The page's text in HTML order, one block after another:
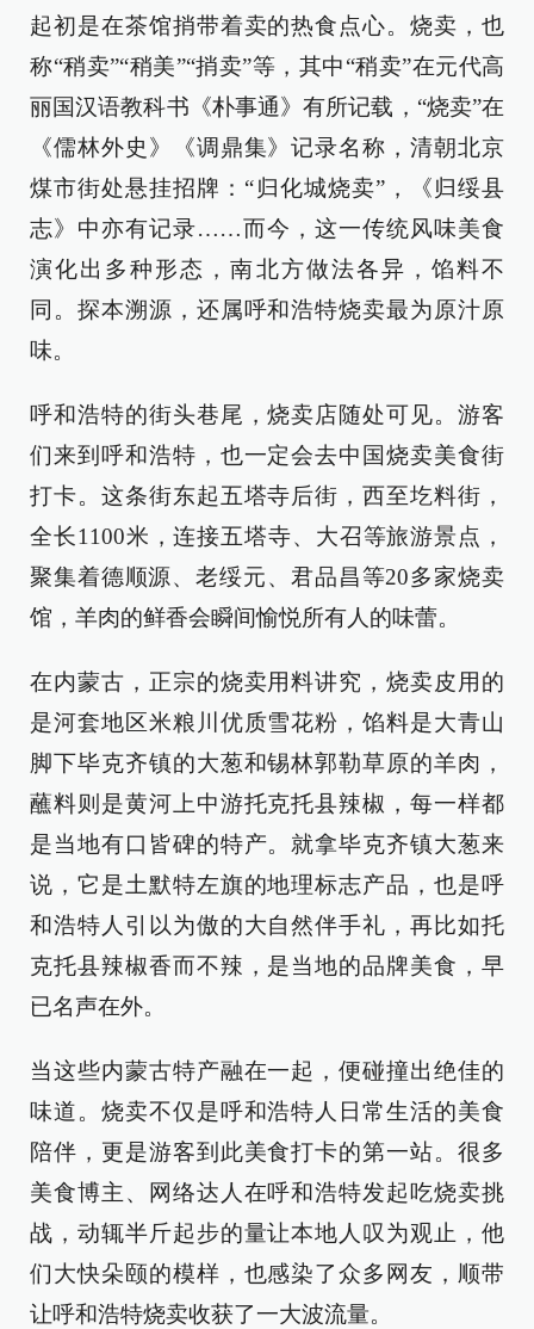
起初是在茶馆捎带着卖的热食点心。烧卖，也
称“稍卖”“稍美”“捎卖”等，其中“稍卖”在元代高
丽国汉语教科书《朴事通》有所记载，“烧卖”在
《儒林外史》《调鼎集》记录名称，清朝北京
煤市街处悬挂招牌：“归化城烧卖”，《归绥县
志》中亦有记录……而今，这一传统风味美食
演化出多种形态，南北方做法各异，馅料不
同。探本溯源，还属呼和浩特烧卖最为原汁原
味。
呼和浩特的街头巷尾，烧卖店随处可见。游客
们来到呼和浩特，也一定会去中国烧卖美食街
打卡。这条街东起五塔寺后街，西至圪料街，
全长1100米，连接五塔寺、大召等旅游景点，
聚集着德顺源、老绥元、君品昌等20多家烧卖
馆，羊肉的鲜香会瞬间愉悦所有人的味蕾。
在内蒙古，正宗的烧卖用料讲究，烧卖皮用的
是河套地区米粮川优质雪花粉，馅料是大青山
脚下毕克齐镇的大葱和锡林郭勒草原的羊肉，
蘸料则是黄河上中游托克托县辣椒，每一样都
是当地有口皆碑的特产。就拿毕克齐镇大葱来
说，它是土默特左旗的地理标志产品，也是呼
和浩特人引以为傲的大自然伴手礼，再比如托
克托县辣椒香而不辣，是当地的品牌美食，早
已名声在外。
当这些内蒙古特产融在一起，便碰撞出绝佳的
味道。烧卖不仅是呼和浩特人日常生活的美食
陪伴，更是游客到此美食打卡的第一站。很多
美食博主、网络达人在呼和浩特发起吃烧卖挑
战，动辄半斤起步的量让本地人叹为观止，他
们大快朵颐的模样，也感染了众多网友，顺带
让呼和浩特烧卖收获了一大波流量。